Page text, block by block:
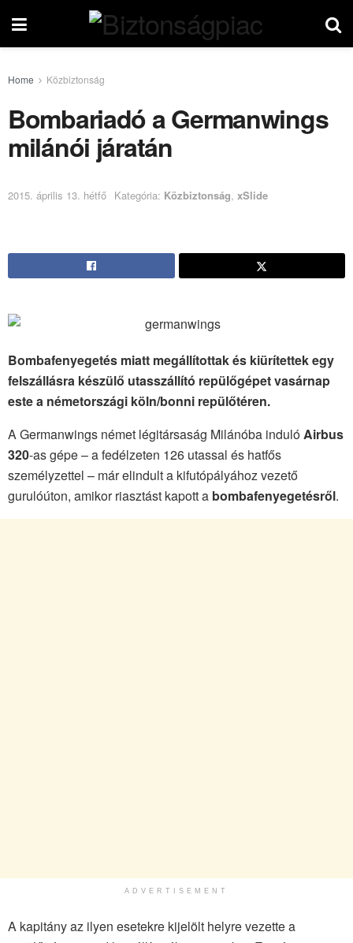
Home Közbiztonság
Bombariadó a Germanwings
milánói járatán
2015. április 13. hétfő Kategória: Közbiztonság, xSlide
Bombafenyegetés miatt megállítottak és kiürítettek egy
felszállásra készülő utasszállító repülőgépet vasárnap
este a németországi köln/bonni repülőtéren.
A Germanwings német légitársaság Milánóba indulóAirbus
320-as gépe – a fedélzeten 126 utassal és hatfős
személyzettel – már elindult a kifutópályához vezető
gurulóúton, amikor riasztást kapott a bombafenyegetésről.
ADVERTISEMENT
A kapitány az ilyen esetekre kijelölt helyre vezette a